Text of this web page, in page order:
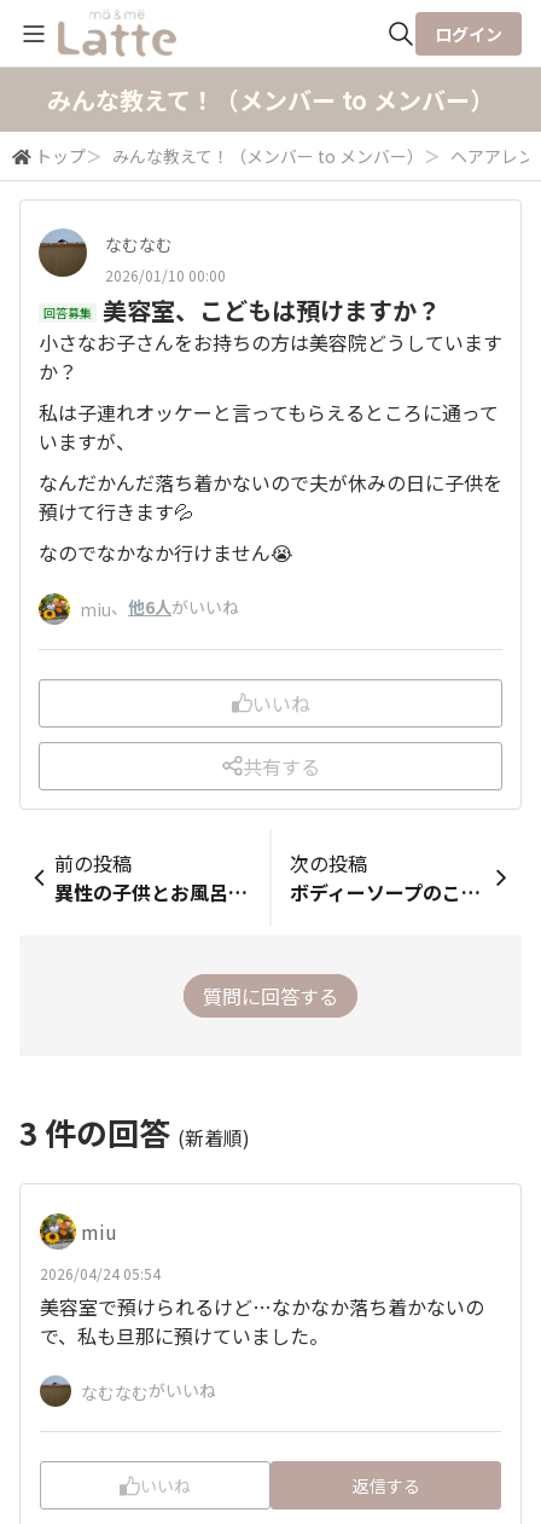
全体検索
検索
ログイン
みんな教えて！（メンバー to メンバー）
トップ＞ みんな教えて！（メンバー to メンバー） ＞ ヘアアレ
なむなむ
2026/01/10 00:00
回答募集 美容室、こどもは預けますか？
小さなお子さんをお持ちの方は美容院どうしています
か？
私は子連れオッケーと言ってもらえるところに通って
いますが、
なんだかんだ落ち着かないので夫が休みの日に子供を
預けて行きます💦
なのでなかなか行けません😭
miu、 他6人がいいね
いいね
共有する
前の投稿
異性の子供とお風呂に入るのは何歳まで？
次の投稿
ボディーソープのこと教えてください
質問に回答する
3 件の回答 (新着順)
miu
2026/04/24 05:54
美容室で預けられるけど…なかなか落ち着かないの
で、私も旦那に預けていました。
なむなむがいいね
いいね 返信する